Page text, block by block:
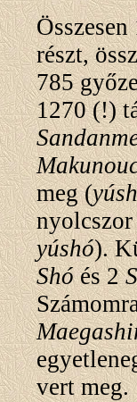
részt,
785
1270 (!)
meg (
yúshó).
Shóés 2
vert meg.